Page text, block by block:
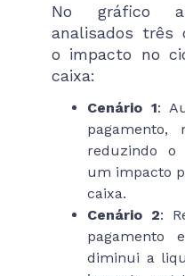
No gráfico
analisados três
o impacto no
caixa:
Cenário 1:
pagamento,
reduzindo o
um impacto
caixa.
Cenário 2:
pagamento
diminui a